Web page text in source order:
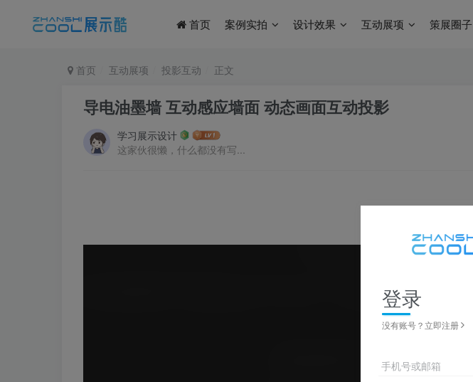
首页 案例实拍 设计效果 互动展项 策展圈子
首页 互动展项 投影互动 正文
导电油墨墙 互动感应墙面 动态画面互动投影
学习展示设计
这家伙很懒，什么都没有写...
登录
没有账号？立即注册
手机号或邮箱